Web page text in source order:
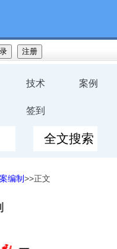
技术 案例
签到
编制>>正文